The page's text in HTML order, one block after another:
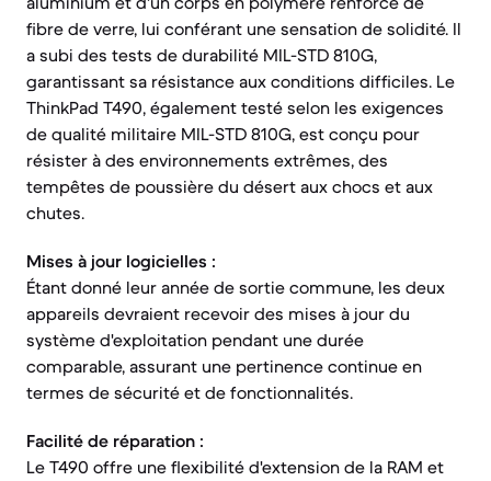
fibre de verre, lui conférant une sensation de solidité. Il
a subi des tests de durabilité MIL-STD 810G,
garantissant sa résistance aux conditions difficiles. Le
ThinkPad T490, également testé selon les exigences
de qualité militaire MIL-STD 810G, est conçu pour
résister à des environnements extrêmes, des
tempêtes de poussière du désert aux chocs et aux
chutes.
Mises à jour logicielles :
Étant donné leur année de sortie commune, les deux
appareils devraient recevoir des mises à jour du
système d'exploitation pendant une durée
comparable, assurant une pertinence continue en
termes de sécurité et de fonctionnalités.
Facilité de réparation :
Le T490 offre une flexibilité d'extension de la RAM et